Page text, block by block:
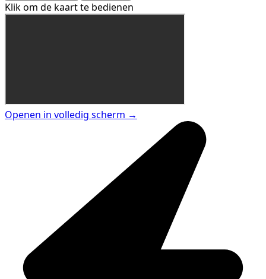
Klik om de kaart te bedienen
Openen in volledig scherm →